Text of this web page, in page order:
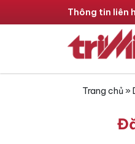
Thông tin liên
Trang chủ»